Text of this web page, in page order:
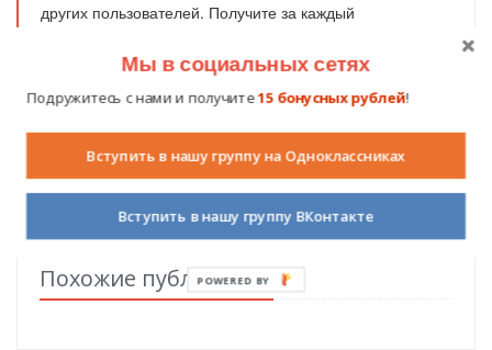
других пользователей. Получите за каждый
Нажмите на кнопку вашей социальной сети и
Вконтакте
Одноклассники
Facebook
Мой мир
Похожие публикации
Мы в социальных сетях
Подружитесь с нами и получите15 бонусных рублей!
Вступить в нашу группу на Одноклассниках
Вступить в нашу группу ВКонтакте
POWERED BY